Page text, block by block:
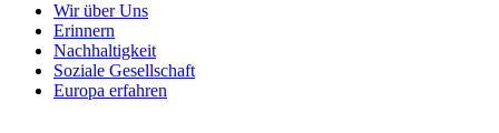
Wir über Uns
Erinnern
Nachhaltigkeit
Soziale Gesellschaft
Europa erfahren